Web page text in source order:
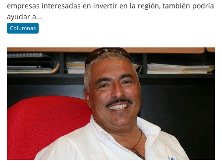
empresas interesadas en invertir en la región, también podría
ayudar a...
Columnas